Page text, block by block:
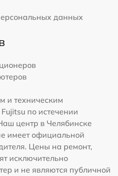
данных
и техническим
по истечении
центр в Челябинске
имеет официальной
Цены на ремонт,
исключительно
и не являются публичной